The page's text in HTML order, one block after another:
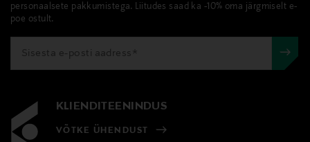
personaalsete pakkumistega. Liitudes saad ka -10% oma järgmiselt e-
poe ostult.
KLIENDITEENINDUS
VÕTKE ÜHENDUST